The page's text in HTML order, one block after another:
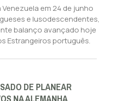
em 24 de junho
e lusodescendentes,
balanço avançado hoje
Estrangeiros português.
DE PLANEAR